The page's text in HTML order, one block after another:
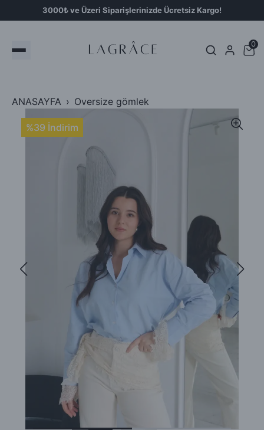
3000₺ ve Üzeri Siparişlerinizde Ücretsiz Kargo!
0
ANASAYFA Oversize gömlek
%39 İndirim